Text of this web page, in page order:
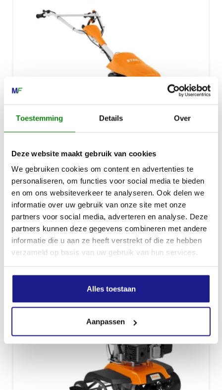
Toestemming Details Over
Deze website maakt gebruik van cookies
We gebruiken cookies om content en advertenties te
personaliseren, om functies voor social media te bieden
en om ons websiteverkeer te analyseren. Ook delen we
informatie over uw gebruik van onze site met onze
partners voor social media, adverteren en analyse. Deze
partners kunnen deze gegevens combineren met andere
informatie die u aan ze heeft verstrekt of die ze hebben
verzameld op basis van uw gebruik van hun services.
Alles toestaan
Aanpassen
MH 600
€899,00